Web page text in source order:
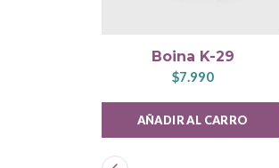
Boina K-29
$7.990
AÑADIR AL CARRO